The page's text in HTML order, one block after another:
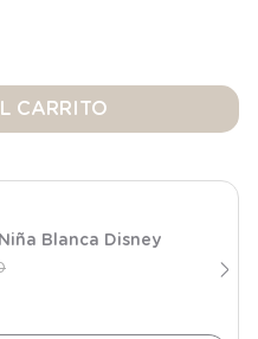
CARRITO
Blanca Disney